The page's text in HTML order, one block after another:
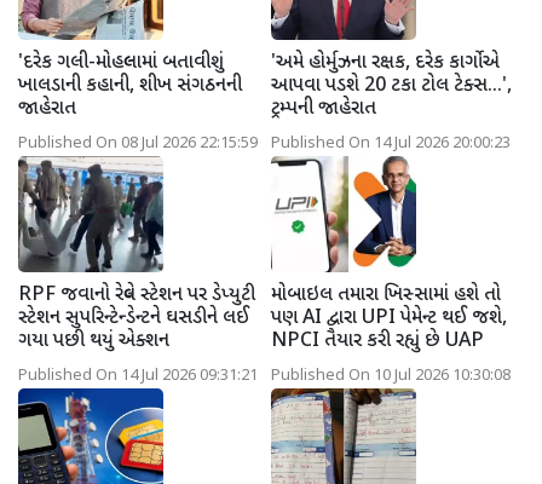
'દરેક ગલી-મોહલ્લામાં બતાવીશું
ખાલડાની કહાની, શીખ સંગઠનની
જાહેરાત
Published On 08 Jul 2026 22:15:59
'અમે હોર્મુઝના રક્ષક, દરેક કાર્ગોએ
આપવા પડશે 20 ટકા ટોલ ટેક્સ...',
ટ્રમ્પની જાહેરાત
Published On 14 Jul 2026 20:00:23
RPF જવાનો રેલ્વે સ્ટેશન પર ડેપ્યુટી
સ્ટેશન સુપરિન્ટેન્ડેન્ટને ઘસડીને લઈ
ગયા પછી થયું એક્શન
Published On 14 Jul 2026 09:31:21
મોબાઇલ તમારા ખિસ્સામાં હશે તો
પણ AI દ્વારા UPI પેમેન્ટ થઈ જશે,
NPCI તૈયાર કરી રહ્યું છે UAP
Published On 10 Jul 2026 10:30:08